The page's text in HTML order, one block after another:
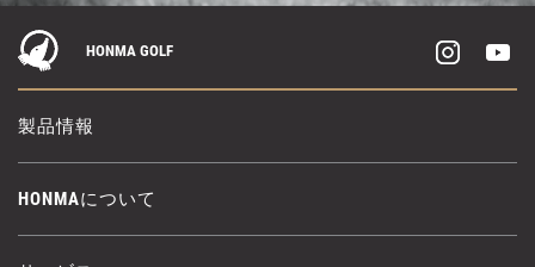
HONMA GOLF
製品情報
HONMAについて